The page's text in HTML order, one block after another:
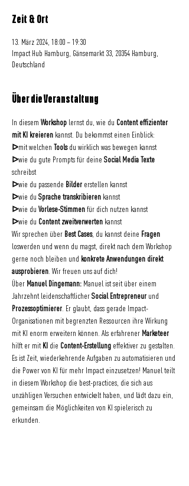
Zeit & Ort
13. März 2024, 18:00 – 19:30
Impact Hub Hamburg, Gänsemarkt 33, 20354 Hamburg,
Deutschland
Über die Veranstaltung
In diesem Workshop lernst du, wie du Content effizienter
mit KI kreieren kannst. Du bekommst einen Einblick:
ᐅmit welchen Tools du wirklich was bewegen kannst
ᐅwie du gute Prompts für deine Social Media Texte
schreibst
ᐅwie du passende Bilder erstellen kannst
ᐅwie du Sprache transkribieren kannst
ᐅwie du Vorlese-Stimmen für dich nutzen kannst
ᐅwie du Content zweitverwerten kannst
Wir sprechen über Best Cases, du kannst deine Fragen
loswerden und wenn du magst, direkt nach dem Workshop
gerne noch bleiben und konkrete Anwendungen direkt
ausprobieren. Wir freuen uns auf dich!
Über Manuel Dingemann: Manuel ist seit über einem
Jahrzehnt leidenschaftlicher Social Entrepreneur und
Prozessoptimierer. Er glaubt, dass gerade Impact-
Organisationen mit begrenzten Ressourcen ihre Wirkung
mit KI enorm erweitern können. Als erfahrener Marketeer
hilft er mit KI die Content-Erstellung effektiver zu gestalten.
Es ist Zeit, wiederkehrende Aufgaben zu automatisieren und
die Power von KI für mehr Impact einzusetzen! Manuel teilt
in diesem Workshop die best-practices, die sich aus
unzähligen Versuchen entwickelt haben, und lädt dazu ein,
gemeinsam die Möglichkeiten von KI spielerisch zu
erkunden.